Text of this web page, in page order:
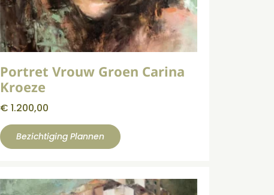
Portret Vrouw Groen Carina
Kroeze
€ 1.200,00
Bezichtiging Plannen